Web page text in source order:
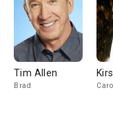
Tim Allen
Brad